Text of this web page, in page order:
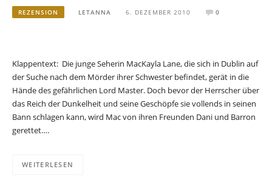
REZENSION LETANNA 6. DEZEMBER 2010 0
Klappentext: Die junge Seherin MacKayla Lane, die sich in Dublin auf
der Suche nach dem Mörder ihrer Schwester befindet, gerät in die
Hände des gefährlichen Lord Master. Doch bevor der Herrscher über
das Reich der Dunkelheit und seine Geschöpfe sie vollends in seinen
Bann schlagen kann, wird Mac von ihren Freunden Dani und Barron
gerettet….
WEITERLESEN